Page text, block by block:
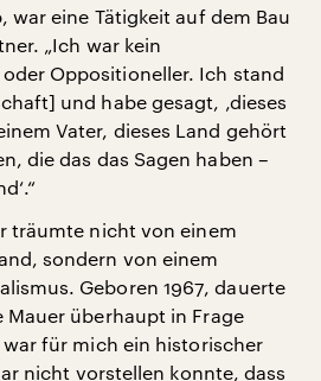
war eine Tätigkeit auf dem Bau
„Ich war kein
Oppositioneller. Ich stand
und habe gesagt, ‚dieses
Vater, dieses Land gehört
die das das Sagen haben –
träumte nicht von einem
sondern von einem
Geboren 1967, dauerte
Mauer überhaupt in Frage
für mich ein historischer
nicht vorstellen konnte, dass